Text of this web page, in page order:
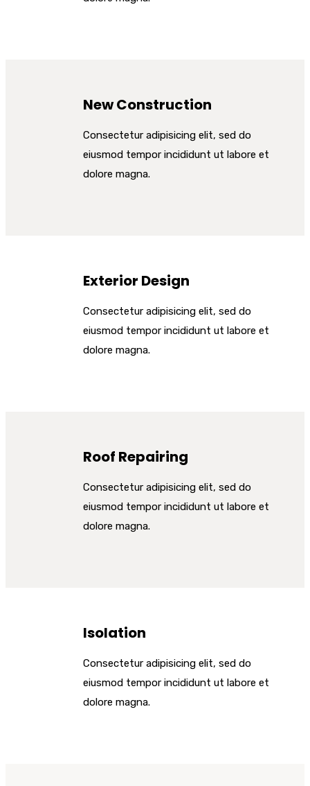
New Construction
Consectetur adipisicing elit, sed do
eiusmod tempor incididunt ut labore et
dolore magna.
Exterior Design
Consectetur adipisicing elit, sed do
eiusmod tempor incididunt ut labore et
dolore magna.
Roof Repairing
Consectetur adipisicing elit, sed do
eiusmod tempor incididunt ut labore et
dolore magna.
Isolation
Consectetur adipisicing elit, sed do
eiusmod tempor incididunt ut labore et
dolore magna.